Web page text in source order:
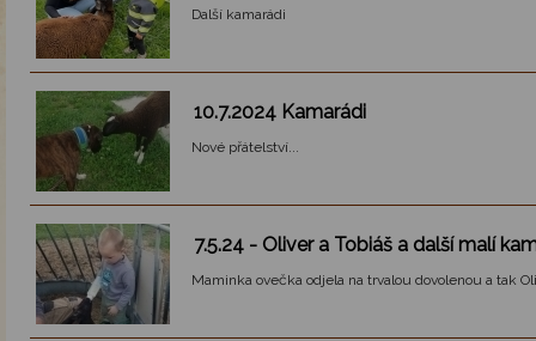
Další kamarádi
10.7.2024 Kamarádi
Nové přátelství...
7.5.24 - Oliver a Tobiáš a další malí
Maminka ovečka odjela na trvalou dovolenou a tak